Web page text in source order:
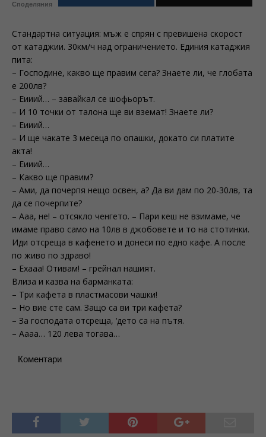
Споделяния
Стандартна ситуация: мъж е спрян с превишена скорост
от катаджии. 30км/ч над ограничението. Единия катаджия
пита:
– Господине, какво ще правим сега? Знаете ли, че глобата
е 200лв?
– Еииий… – завайкал се шофьорът.
– И 10 точки от талона ще ви вземат! Знаете ли?
– Еииий…
– И ще чакате 3 месеца по опашки, докато си платите
акта!
– Еииий…
– Какво ще правим?
– Ами, да почерпя нещо освен, а? Да ви дам по 20-30лв, та
да се почерпите?
– Ааа, не! – отсякло ченгето. – Пари кеш не взимаме, че
имаме право само на 10лв в джобовете и то на стотинки.
Иди отсреща в кафенето и донеси по едно кафе. А после
по живо по здраво!
– Ехааа! Отивам! – грейнал нашият.
Влиза и казва на барманката:
– Три кафета в пластмасови чашки!
– Но вие сте сам. Защо са ви три кафета?
– За господата отсреща, ‘дето са на пътя.
– Аааа… 120 лева тогава…
Коментари